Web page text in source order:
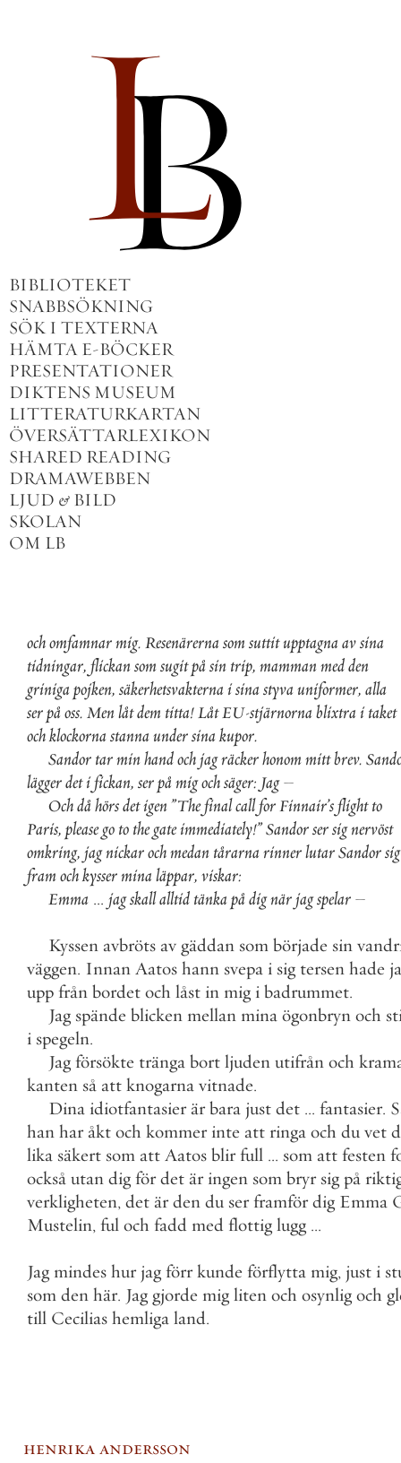
BIBLIOTEKET
SNABBSÖKNING
SÖK I TEXTERNA
HÄMTA E-BÖCKER
PRESENTATIONER
DIKTENS MUSEUM
LITTERATURKARTAN
ÖVERSÄTTARLEXIKON
SHARED READING
DRAMAWEBBEN
LJUD & BILD
SKOLAN
OM LB
ochomfamnarmig. Resenärernasomsuttitupptagnaavsina
tidningar, flickansomsugitpåsin trip, mammanmedden
grinigapojken, säkerhetsvakternaisinastyvauniformer, alla
serpåoss. Menlåtdem titta!LåtEU-stjärnornablixtrai taket
ochklockornastannaundersinakupor.
Sandor tarminhandochjagräckerhonommittbrev.
läggerdetifickan, serpåmigochsäger: Jag –
Ochdåhörsdetigen”ThefinalcallforFinnair’sflight to
Paris, pleasego to thegateimmediately!”Sandorsersignervöst
omkring, jagnickarochmedan tårarnarinnerlutarSandorsig
framochkysserminaläppar, viskar:
Emma ... jagskallalltid tänkapådignärjagspelar –
Kyssen avbröts av gäddan som började sin
väggen. Innan Aatos hann svepa i sig tersen hade
upp från bordet och låst in mig i badrummet.
Jag spände blicken mellan mina ögonbryn och
i spegeln.
Jag försökte tränga bort ljuden utifrån och
kanten så att knogarna vitnade.
Dina idiotfantasier är bara just det ... fantasier.
han har åkt och kommer inte att ringa och du vet
lika säkert som att Aatos blir full ... som att festen
också utan dig för det är ingen som bryr sig på
verkligheten, det är den du ser framför dig Emma
Mustelin, ful och fadd med flottig lugg ...
Jag mindes hur jag förr kunde förflytta mig, just i
som den här. Jag gjorde mig liten och osynlig och
till Cecilias hemliga land.
henrika andersson